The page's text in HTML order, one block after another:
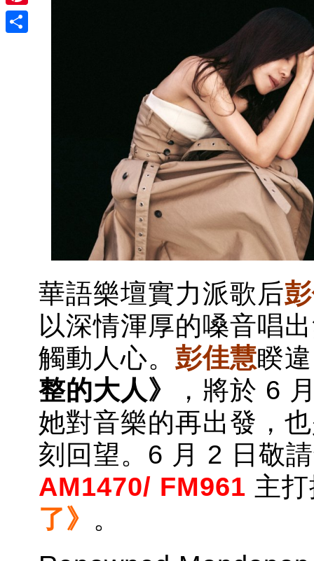
Pinterest
華語樂壇實力派歌后
以深情渾厚的嗓音唱
觸動人心。 彭佳慧睽
整的大人》
，將於 6
她對音樂的再出發，
刻回望。6 月 2 日敬
AM1470/ FM961 主
了》 。